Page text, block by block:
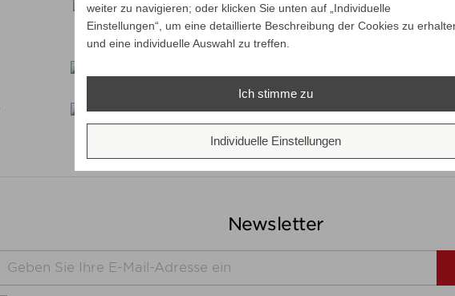
Newsletter
weiter zu navigieren; oder klicken Sie unten auf „Individuelle
Einstellungen“, um eine detaillierte Beschreibung der Cookies zu
und eine individuelle Auswahl zu treffen.
Ich stimme zu
Individuelle Einstellungen